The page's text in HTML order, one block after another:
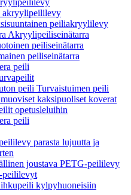
akryylipeililevy
peiliakryylilevy
Akryylipeiliseinätarra
peiliseinätarra
peiliseinätarra
peili
peili Turvaistuimen peili
kaksipuoliset koverat
opetusleluihin
peili
parasta lujuutta ja
joustava PETG-peililevy
peililevyt
kylpyhuoneisiin